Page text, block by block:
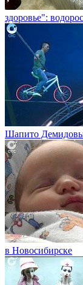
здоровье":
Шапито
в Новосибирске